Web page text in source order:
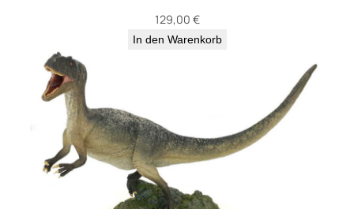
129,00 €
In den Warenkorb